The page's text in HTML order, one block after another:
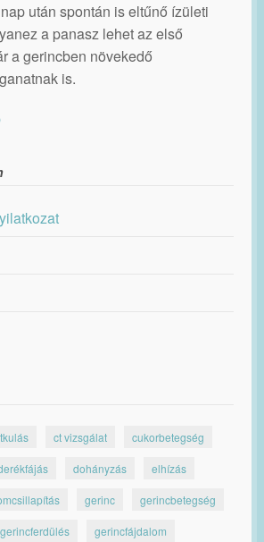
után spontán is eltűnő ízületi
a panasz lehet az első
a gerincben növekedő
is.
ct vizsgálat cukorbetegség
dohányzás elhízás
gerinc gerincbetegség
gerincferdülés gerincfájdalom